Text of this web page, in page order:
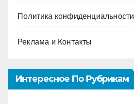
Политика конфиденциальности
Реклама и Контакты
Интересное По Рубрикам